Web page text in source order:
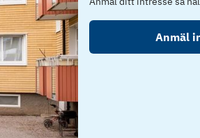
Anmäl